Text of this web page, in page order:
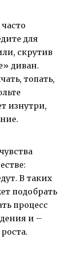
для
скрутив
диван.
топать,
изнутри,
В таких
подобрать
процесс
и –